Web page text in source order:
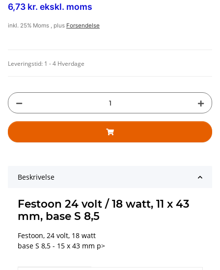
6,73 kr. ekskl. moms
inkl. 25% Moms , plus Forsendelse
Leveringstid: 1 - 4 Hverdage
Beskrivelse
Festoon 24 volt / 18 watt, 11 x 43
mm, base S 8,5
Festoon, 24 volt, 18 watt
base S 8,5 - 15 x 43 mm p>